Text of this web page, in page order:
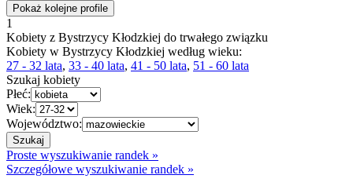
Pokaż kolejne profile
1
Kobiety z Bystrzycy Kłodzkiej do trwałego związku
Kobiety w Bystrzycy Kłodzkiej według wieku:
27 - 32 lata, 33 - 40 lata, 41 - 50 lata, 51 - 60 lata
Szukaj kobiety
Płeć:
Wiek:
Województwo:
Proste wyszukiwanie randek »
Szczegółowe wyszukiwanie randek »